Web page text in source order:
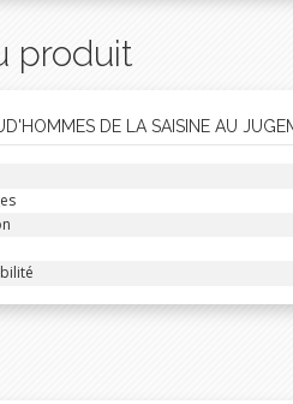
produit
DE LA SAISINE AU